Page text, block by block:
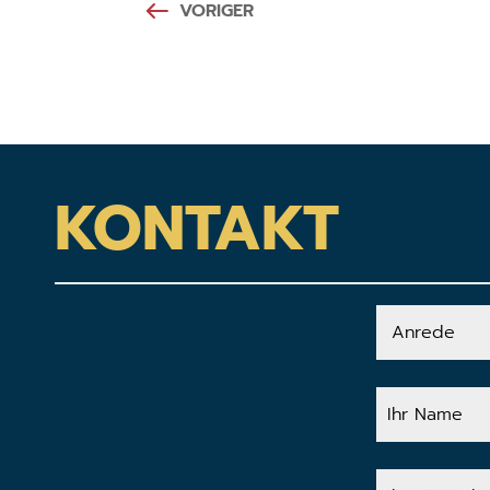
VORIGER
KONTAKT
Anrede
Ihr
Name
Ihre